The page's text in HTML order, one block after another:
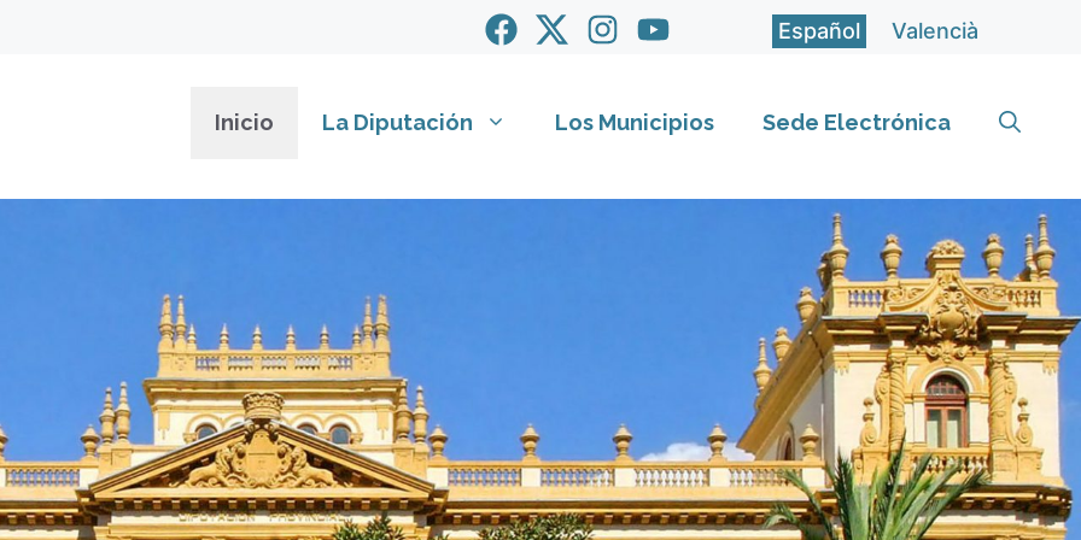
Español Valencià
Inicio La Diputación Los Municipios Sede Electrónica